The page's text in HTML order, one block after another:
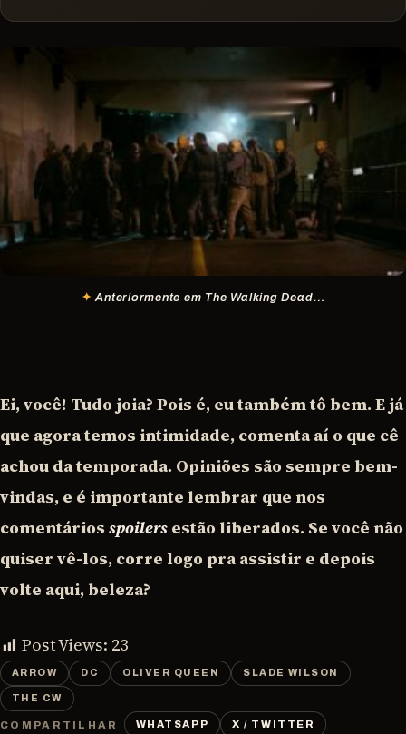
Anteriormente em The Walking Dead…
Ei, você! Tudo joia? Pois é, eu também tô bem. E já
que agora temos intimidade, comenta aí o que cê
achou da temporada. Opiniões são sempre bem-
vindas, e é importante lembrar que nos
comentários spoilers estão liberados. Se você não
quiser vê-los, corre logo pra assistir e depois
volte aqui, beleza?
Post Views: 23
ARROW DC OLIVER QUEEN SLADE WILSON
THE CW
COMPARTILHAR WHATSAPP X / TWITTER